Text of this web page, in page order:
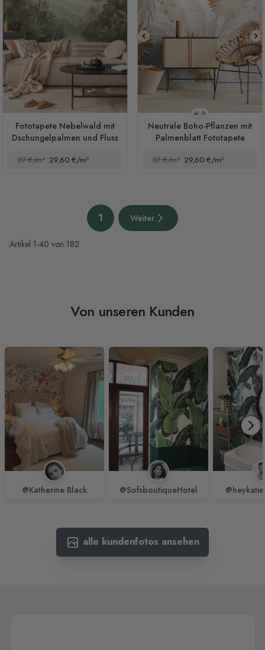
Fototapete Nebelwald mit
Dschungelpalmen und Fluss
37 €/m² 29,60 €/m²
Stil 1
Stil 2
Neutrale Boho-Pflanzen mit
Palmenblatt Fototapete
37 €/m² 29,60 €/m²
Artikel 1-40 von 182
Sie lesen gerade die Seite
1 Nächste Seite
Weiter
Von unseren Kunden
@Katherine Black @SofsboutiqueHotel
alle kundenfotos ansehen